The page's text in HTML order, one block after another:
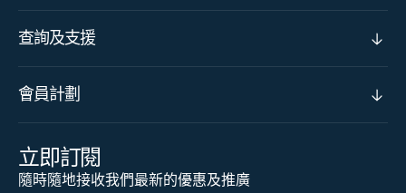
查詢及支援
會員計劃
立即訂閱
隨時隨地接收我們最新的優惠及推廣